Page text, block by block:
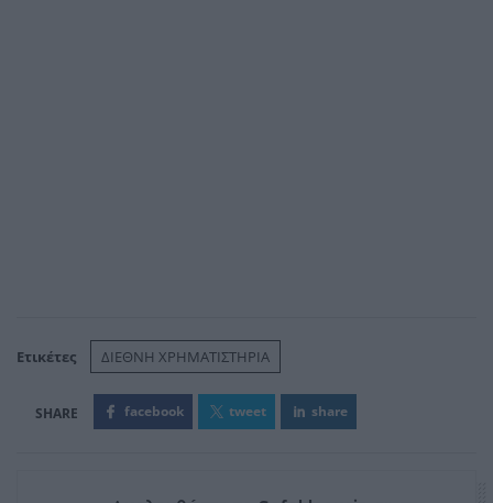
Ετικέτες ΔΙΕΘΝΗ ΧΡΗΜΑΤΙΣΤΗΡΙΑ
facebook tweet share